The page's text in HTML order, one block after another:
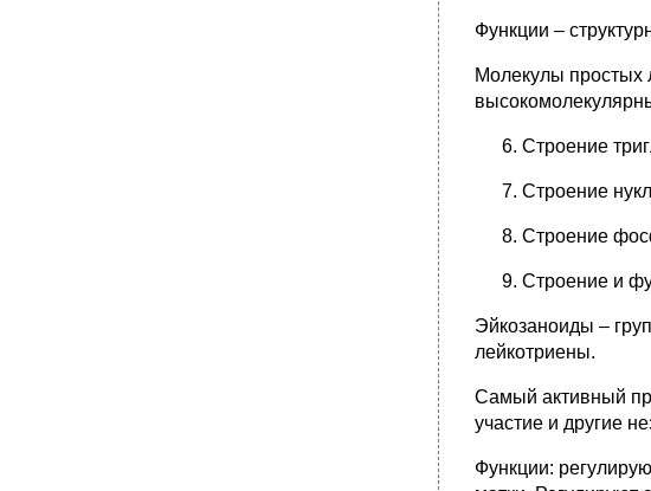
Функции –
Молекулы простых
Строение
Строение
Строение
Строение и
Эйкозаноиды –
лейкотриены.
Самый активный
участие и другие
Функции: